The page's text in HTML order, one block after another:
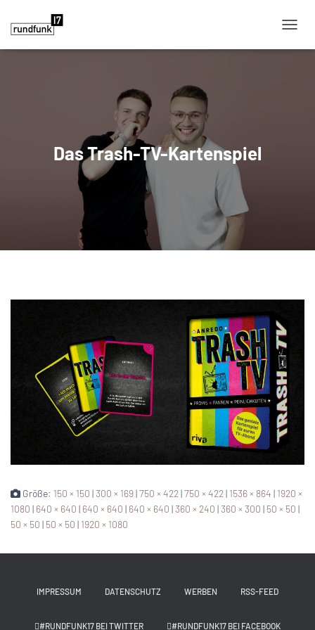
Das Trash-TV-Kartenspiel
Größe: 150 × 150 |300 × 169|750 × 422|750 × 422| 1536 × 864 | 1920 ×
1080 | 640 × 640 | 640 × 640 | 640 × 640 |360 × 240 |360 × 300 | 50 × 50 |
50 × 50 | 50 × 50 | 1920 × 1080
IMPRESSUM DATENSCHUTZ WERBEN RSS-FEED
#RUNDFUNK17 BEI TWITTER #RUNDFUNK17 BEI FACEBOOK